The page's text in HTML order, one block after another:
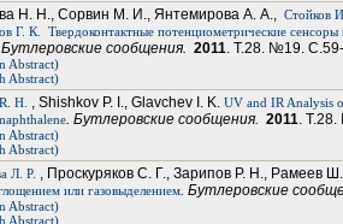
Н. Н., Сорвин М. И., Янтемирова А. А., Стойков
Г. К.
Твердоконтактные потенциометрические
сообщения. 2011. Т.28. №19.
Abstract)
Abstract)
H. , Shishkov P. I., Glavchev I. K. UV and IR Analysis
. Бутлеровские сообщения. 2011.
Abstract)
Abstract)
Л. Р. , Проскуряков С. Г., Зарипов Р. Н., Рамеев
или газовыделением. Бутлеровские
Abstract)
Abstract)